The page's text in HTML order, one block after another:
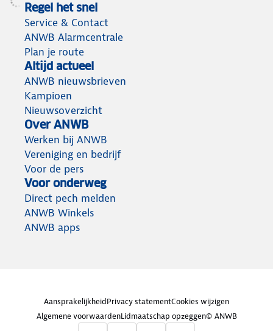
Regel het snel
Service & Contact
ANWB Alarmcentrale
Plan je route
Altijd actueel
ANWB nieuwsbrieven
Kampioen
Nieuwsoverzicht
Over ANWB
Werken bij ANWB
Vereniging en bedrijf
Voor de pers
Voor onderweg
Direct pech melden
ANWB Winkels
ANWB apps
AansprakelijkheidPrivacy statementCookies wijzigen
Algemene voorwaardenLidmaatschap opzeggen© ANWB